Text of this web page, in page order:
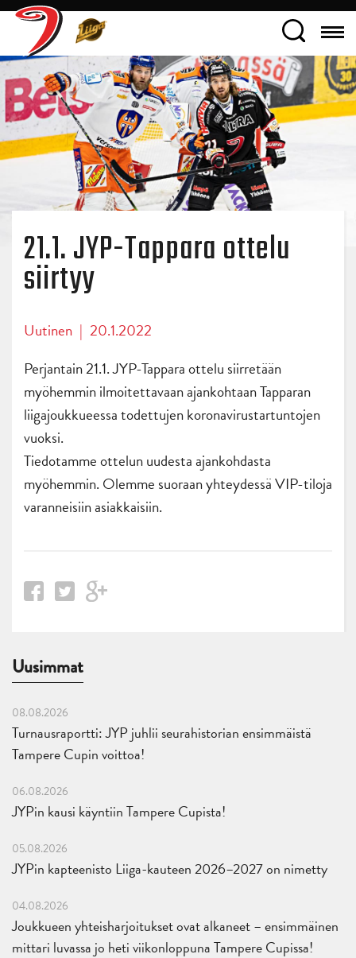
21.1. JYP-Tappara ottelu
siirtyy
Uutinen | 20.1.2022
Perjantain 21.1. JYP-Tappara ottelu siirretään
myöhemmin ilmoitettavaan ajankohtaan Tapparan
liigajoukkueessa todettujen koronavirustartuntojen
vuoksi.
Tiedotamme ottelun uudesta ajankohdasta
myöhemmin. Olemme suoraan yhteydessä VIP-tiloja
varanneisiin asiakkaisiin.
Uusimmat
08.08.2026
Turnausraportti: JYP juhlii seurahistorian ensimmäistä
Tampere Cupin voittoa!
06.08.2026
JYPin kausi käyntiin Tampere Cupista!
05.08.2026
JYPin kapteenisto Liiga-kauteen 2026–2027 on nimetty
04.08.2026
Joukkueen yhteisharjoitukset ovat alkaneet – ensimmäinen
mittari luvassa jo heti viikonloppuna Tampere Cupissa!